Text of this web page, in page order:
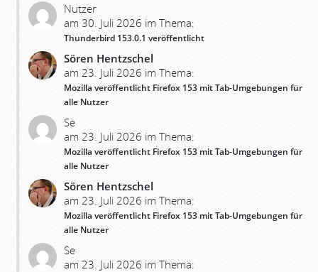
Nutzer
am 30. Juli 2026 im Thema:
Thunderbird 153.0.1 veröffentlicht
Sören Hentzschel
am 23. Juli 2026 im Thema:
Mozilla veröffentlicht Firefox 153 mit Tab-Umgebungen für
alle Nutzer
Se
am 23. Juli 2026 im Thema:
Mozilla veröffentlicht Firefox 153 mit Tab-Umgebungen für
alle Nutzer
Sören Hentzschel
am 23. Juli 2026 im Thema:
Mozilla veröffentlicht Firefox 153 mit Tab-Umgebungen für
alle Nutzer
Se
am 23. Juli 2026 im Thema: